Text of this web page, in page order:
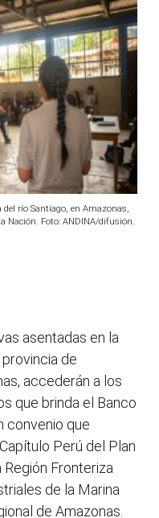
del río Santiago, en Amazonas,
Nación. Foto: ANDINA/difusión.
asentadas en la
de
accederán a los
que brinda el Banco
convenio que
Perú del Plan
Fronteriza
de la Marina
de Amazonas.